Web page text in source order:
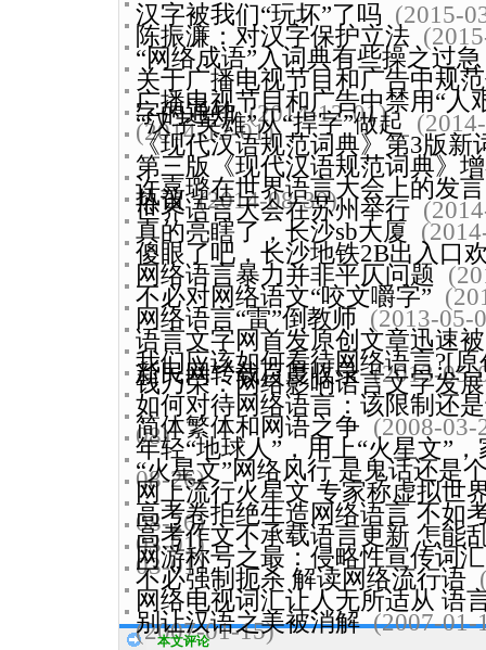
汉字被我们“玩坏”了吗 (2015-
陈振濂：对汉字保护立法
“网络成语”入词典有些操之过急
关于广播电视节目和广告中规
字的通知 (2014-12-01)
广播电视节目和广告中禁用“人
(2014-12-01)
“汉字英雄”从“捍字”做起
《现代汉语规范词典》第3版新
第三版《现代汉语规范词典》
热议 (2014-08-30)
许嘉璐在世界语言大会上的发言
世界语言大会在苏州举行
真的亮瞎了，长沙sb大厦
傻眼了吧，长沙地铁2B出入口
网络语言暴力并非平仄问题
不必对网络语文“咬文嚼字”
网络语言“雷”倒教师 (2013-05-
语言文字网首发原创文章迅速
新民网转载百度收录 (2013-05-
我们应该如何看待网络语言?[
钱乃荣：网络影响语言文字发展
如何对待网络语言：该限制还
08)
简体繁体和网语之争 (2008-03-
年轻“地球人”，用上“火星文”
08-26)
“火星文”网络风行 是鬼话还是
网上流行火星文 专家称虚拟世
08-26)
高考卷拒绝生造网络语言 不如
03-01)
高考作文不承载语言更新 怎能
03-01)
网游称号之最：侵略性宣传词
不必强制扼杀 解读网络流行语
网络电视词汇让人无所适从 语
(2007-01-15)
别让汉语之美被消解 (2007-01-
本文评论